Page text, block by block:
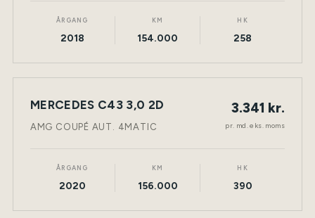
ÅRGANG
2018
KM
154.000
HK
258
LEASING NY BIL TØNDER
MERCEDES C43 3,0 2D
AMG COUPÉ AUT. 4MATIC
3.341 kr.
pr. md. eks. moms
ÅRGANG
2020
KM
156.000
HK
390